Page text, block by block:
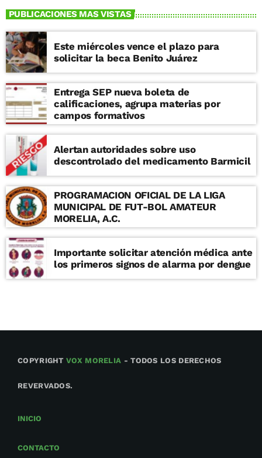
PUBLICACIONES MAS VISTAS
Este miércoles vence el plazo para
solicitar la beca Benito Juárez
Entrega SEP nueva boleta de
calificaciones, agrupa materias por
campos formativos
Alertan autoridades sobre uso
descontrolado del medicamento Barmicil
PROGRAMACION OFICIAL DE LA LIGA
MUNICIPAL DE FUT-BOL AMATEUR
MORELIA, A.C.
Importante solicitar atención médica ante
los primeros signos de alarma por dengue
COPYRIGHTVOX MORELIA - TODOS LOS DERECHOS
REVERVADOS.
INICIO
CONTACTO